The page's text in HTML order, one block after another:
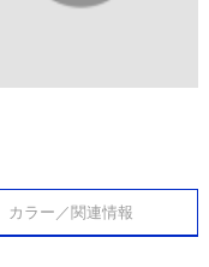
カラー／関連情報